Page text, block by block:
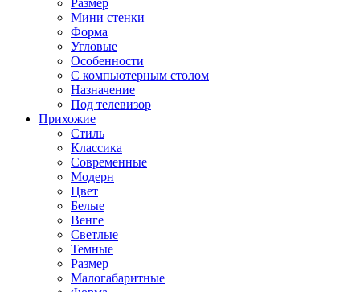
Размер
Мини стенки
Форма
Угловые
Особенности
С компьютерным столом
Назначение
Под телевизор
Прихожие
Стиль
Классика
Современные
Модерн
Цвет
Белые
Венге
Светлые
Темные
Размер
Малогабаритные